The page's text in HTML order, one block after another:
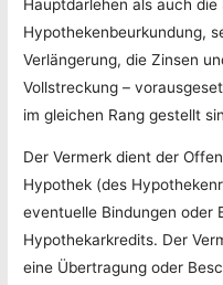
Hauptdarlehen als auch die
Hypothekenbeurkundung,
Verlängerung, die Zinsen
Vollstreckung –
im gleichen Rang gestellt
Der Vermerk dient der
Hypothek (des
eventuelle Bindungen oder
Hypothekarkredits. Der
eine Übertragung oder